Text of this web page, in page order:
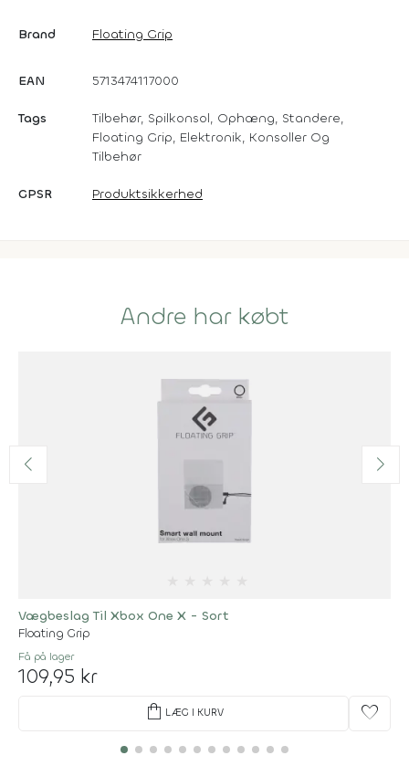
Brand Floating Grip
EAN 5713474117000
Tags
Tilbehør, Spilkonsol, Ophæng, Standere,
Floating Grip, Elektronik, Konsoller Og
Tilbehør
GPSR Produktsikkerhed
Andre har købt
Vægbeslag Til Xbox One X - Sort
Floating Grip
Få på lager
109,95 kr
shopping_bag LÆG I KURV favorite